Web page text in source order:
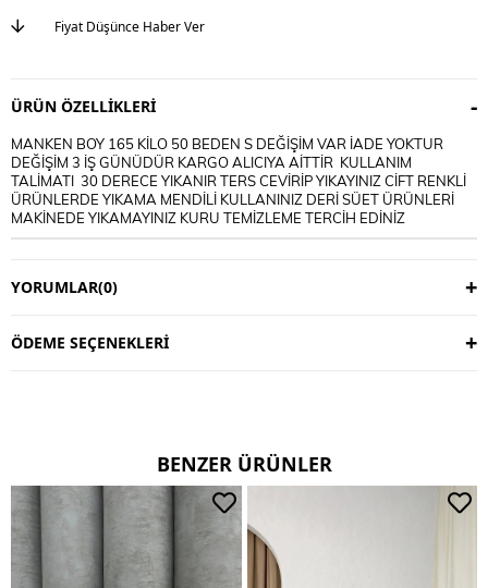
Fiyat Düşünce Haber Ver
ÜRÜN ÖZELLIKLERI
MANKEN BOY 165 KİLO 50 BEDEN S DEĞİŞİM VAR İADE YOKTUR
DEĞİŞİM 3 İŞ GÜNÜDÜR KARGO ALICIYA AİTTİR KULLANIM
TALİMATI 30 DERECE YIKANIR TERS CEVİRİP YIKAYINIZ CİFT RENKLİ
ÜRÜNLERDE YIKAMA MENDİLİ KULLANINIZ DERİ SÜET ÜRÜNLERİ
MAKİNEDE YIKAMAYINIZ KURU TEMİZLEME TERCİH EDİNİZ
YORUMLAR(0)
ÖDEME SEÇENEKLERI
BENZER ÜRÜNLER